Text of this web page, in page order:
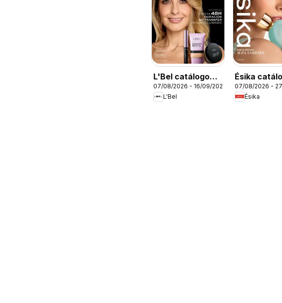
L'Bel catálogo
C12/2026
07/08/2026 - 16/09/2026
L'Bel
Ésika
C12/2026
07/08/2026 -
Ésika